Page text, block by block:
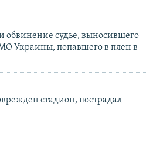
обвинение судье, выносившего
Украины, попавшего в плен в
стадион, пострадал